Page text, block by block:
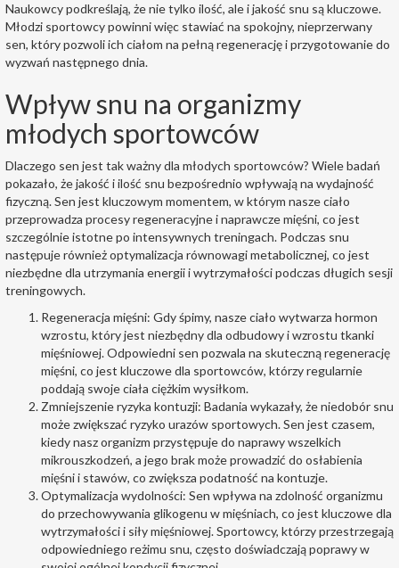
Naukowcy podkreślają, że nie tylko ilość, ale i jakość snu są kluczowe.
Młodzi sportowcy powinni więc stawiać na spokojny, nieprzerwany
sen, który pozwoli ich ciałom na pełną regenerację i przygotowanie do
wyzwań następnego dnia.
Wpływ snu na organizmy
młodych sportowców
Dlaczego sen jest tak ważny dla młodych sportowców? Wiele badań
pokazało, że jakość i ilość snu bezpośrednio wpływają na wydajność
fizyczną. Sen jest kluczowym momentem, w którym nasze ciało
przeprowadza procesy regeneracyjne i naprawcze mięśni, co jest
szczególnie istotne po intensywnych treningach. Podczas snu
następuje również optymalizacja równowagi metabolicznej, co jest
niezbędne dla utrzymania energii i wytrzymałości podczas długich sesji
treningowych.
Regeneracja mięśni: Gdy śpimy, nasze ciało wytwarza hormon
wzrostu, który jest niezbędny dla odbudowy i wzrostu tkanki
mięśniowej. Odpowiedni sen pozwala na skuteczną regenerację
mięśni, co jest kluczowe dla sportowców, którzy regularnie
poddają swoje ciała ciężkim wysiłkom.
Zmniejszenie ryzyka kontuzji: Badania wykazały, że niedobór snu
może zwiększać ryzyko urazów sportowych. Sen jest czasem,
kiedy nasz organizm przystępuje do naprawy wszelkich
mikrouszkodzeń, a jego brak może prowadzić do osłabienia
mięśni i stawów, co zwiększa podatność na kontuzje.
Optymalizacja wydolności: Sen wpływa na zdolność organizmu
do przechowywania glikogenu w mięśniach, co jest kluczowe dla
wytrzymałości i siły mięśniowej. Sportowcy, którzy przestrzegają
odpowiedniego reżimu snu, często doświadczają poprawy w